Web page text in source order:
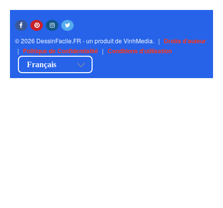
© 2026 DessinFacile.FR - un produit de VinhMedia. | Droits d'auteur
| Politique de Confidentialité | Conditions d'utilisation
Français